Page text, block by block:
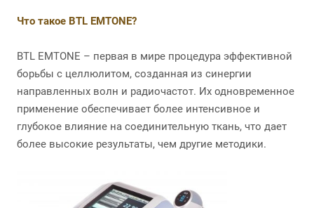
Что такое BTL EMTONE?
BTL EMTONE – первая в мире процедура эффективной
борьбы с целлюлитом, созданная из синергии
направленных волн и радиочастот. Их одновременное
применение обеспечивает более интенсивное и
глубокое влияние на соединительную ткань, что дает
более высокие результаты, чем другие методики.